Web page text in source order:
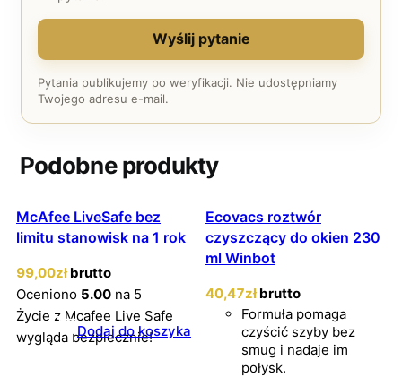
Wyślij pytanie
Pytania publikujemy po weryfikacji. Nie udostępniamy
Twojego adresu e-mail.
Podobne produkty
McAfee LiveSafe bez
limitu stanowisk na 1 rok
99,00zł brutto
Oceniono 5.00 na 5
Życie z Mcafee Live Safe
wygląda bezpiecznie!
Dodaj do koszyka
Ecovacs roztwór
czyszczący do okien 230
ml Winbot
40,47zł brutto
Formuła pomaga
czyścić szyby bez
smug i nadaje im
połysk.